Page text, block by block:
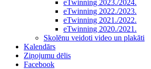
eTwinning 2023./2024.
eTwinning 2022./2023.
eTwinning 2021./2022.
eTwinning 2020./2021.
Skolēnu veidoti video un plakāti
Kalendārs
Ziņojumu dēlis
Facebook